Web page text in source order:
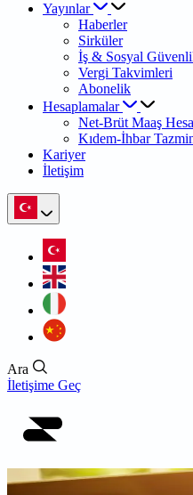
Yayınlar
Haberler
Sirküler
İş & Sosyal
Vergi Takvimleri
Abonelik
Hesaplamalar
Net-Brüt Maaş
Kıdem-İhbar
Kariyer
İletişim
Ara
İletişime Geç